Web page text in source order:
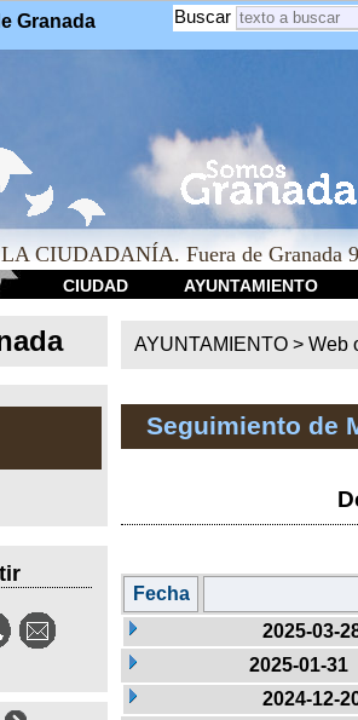
Granada Buscar
CIUDADANÍA. Fuera de Granada
CIUDAD AYUNTAMIENTO
AYUNTAMIENTO > Web
Seguimiento de
Fecha
2025-03-
2025-01-31
2024-12-